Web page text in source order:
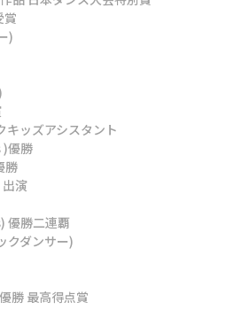
賞
)
キッズアシスタント
優勝
勝
演
優勝二連覇
クダンサー)
勝 最高得点賞